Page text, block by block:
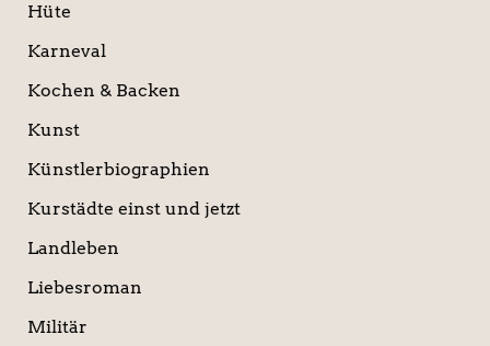
Hüte
Karneval
Kochen & Backen
Kunst
Künstlerbiographien
Kurstädte einst und jetzt
Landleben
Liebesroman
Militär